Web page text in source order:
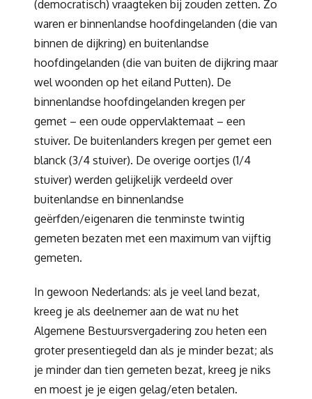
(democratisch) vraagteken bij zouden zetten. Zo
waren er binnenlandse hoofdingelanden (die van
binnen de dijkring) en buitenlandse
hoofdingelanden (die van buiten de dijkring maar
wel woonden op het eiland Putten). De
binnenlandse hoofdingelanden kregen per
gemet – een oude oppervlaktemaat – een
stuiver. De buitenlanders kregen per gemet een
blanck (3/4 stuiver). De overige oortjes (1/4
stuiver) werden gelijkelijk verdeeld over
buitenlandse en binnenlandse
geërfden/eigenaren die tenminste twintig
gemeten bezaten met een maximum van vijftig
gemeten.
In gewoon Nederlands: als je veel land bezat,
kreeg je als deelnemer aan de wat nu het
Algemene Bestuursvergadering zou heten een
groter presentiegeld dan als je minder bezat; als
je minder dan tien gemeten bezat, kreeg je niks
en moest je je eigen gelag/eten betalen.